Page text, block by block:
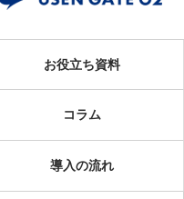
お役立ち資料
コラム
導入の流れ